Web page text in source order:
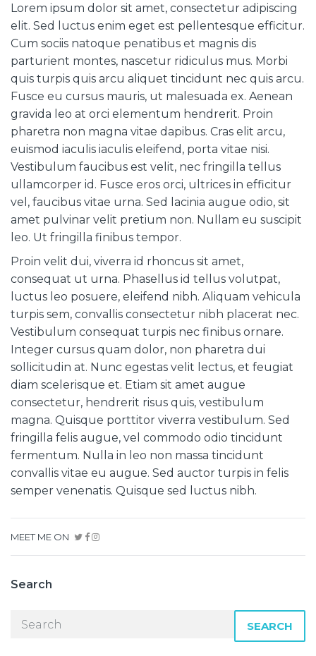
Lorem ipsum dolor sit amet, consectetur adipiscing
elit. Sed luctus enim eget est pellentesque efficitur.
Cum sociis natoque penatibus et magnis dis
parturient montes, nascetur ridiculus mus. Morbi
quis turpis quis arcu aliquet tincidunt nec quis arcu.
Fusce eu cursus mauris, ut malesuada ex. Aenean
gravida leo at orci elementum hendrerit. Proin
pharetra non magna vitae dapibus. Cras elit arcu,
euismod iaculis iaculis eleifend, porta vitae nisi.
Vestibulum faucibus est velit, nec fringilla tellus
ullamcorper id. Fusce eros orci, ultrices in efficitur
vel, faucibus vitae urna. Sed lacinia augue odio, sit
amet pulvinar velit pretium non. Nullam eu suscipit
leo. Ut fringilla finibus tempor.
Proin velit dui, viverra id rhoncus sit amet,
consequat ut urna. Phasellus id tellus volutpat,
luctus leo posuere, eleifend nibh. Aliquam vehicula
turpis sem, convallis consectetur nibh placerat nec.
Vestibulum consequat turpis nec finibus ornare.
Integer cursus quam dolor, non pharetra dui
sollicitudin at. Nunc egestas velit lectus, et feugiat
diam scelerisque et. Etiam sit amet augue
consectetur, hendrerit risus quis, vestibulum
magna. Quisque porttitor viverra vestibulum. Sed
fringilla felis augue, vel commodo odio tincidunt
fermentum. Nulla in leo non massa tincidunt
convallis vitae eu augue. Sed auctor turpis in felis
semper venenatis. Quisque sed luctus nibh.
MEET ME ON
Search
SEARCH